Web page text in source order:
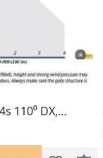
110⁰ DX,
motor